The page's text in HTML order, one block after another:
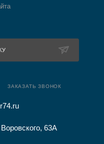
ЗАКАЗАТЬ ЗВОНОК
63А